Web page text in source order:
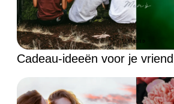
Cadeau-ideeën voor je vriend